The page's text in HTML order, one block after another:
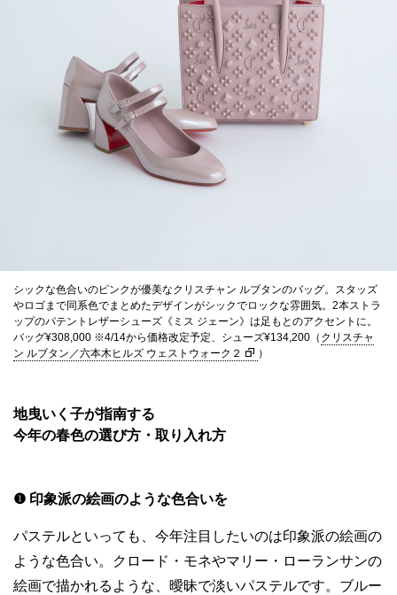
シックな色合いのピンクが優美なクリスチャン ルブタンのバッグ。スタッズ
やロゴまで同系色でまとめたデザインがシックでロックな雰囲気。2本ストラ
ップのパテントレザーシューズ《ミス ジェーン》は足もとのアクセントに。
バッグ¥308,000 ※4/14から価格改定予定、シューズ¥134,200（ クリスチャ
ン ルブタン／六本木ヒルズ ウェストウォーク２
）
地曳いく子が指南する
今年の春色の選び方・取り入れ方
❶ 印象派の絵画のような色合いを
パステルといっても、今年注目したいのは印象派の絵画の
ような色合い。クロード・モネやマリー・ローランサンの
絵画で描かれるような、曖昧で淡いパステルです。ブルー